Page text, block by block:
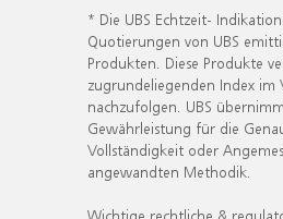
* Die UBS Echtzeit-
Quotierungen von UBS
Produkten. Diese Produkte
zugrundeliegenden Index im
nachzufolgen. UBS
Gewährleistung für die
Vollständigkeit oder
angewandten Methodik.